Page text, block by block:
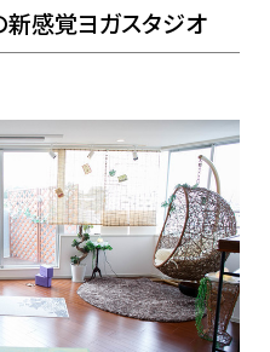
感覚ヨガスタジオ